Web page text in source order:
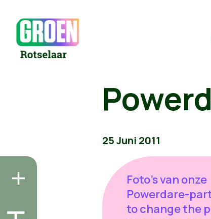
25 Juni 2011
Foto's van onze
Powerdare-
to change the